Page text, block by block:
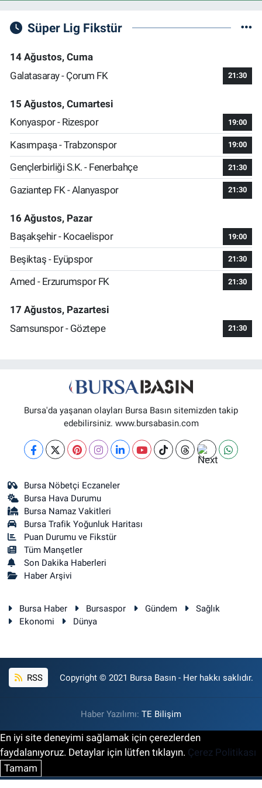
Süper Lig Fikstür
14 Ağustos, Cuma
Galatasaray - Çorum FK
21:30
15 Ağustos, Cumartesi
Konyaspor - Rizespor
19:00
Kasımpaşa - Trabzonspor 19:00
Gençlerbirliği S.K. - Fenerbahçe 21:30
Gaziantep FK - Alanyaspor 21:30
16 Ağustos, Pazar
Başakşehir - Kocaelispor
19:00
Beşiktaş - Eyüpspor 21:30
Amed - Erzurumspor FK 21:30
17 Ağustos, Pazartesi
Samsunspor - Göztepe
21:30
Bursa'da yaşanan olayları Bursa Basın sitemizden takip
edebilirsiniz. www.bursabasin.com
Bursa Nöbetçi Eczaneler
Bursa Hava Durumu
Bursa Namaz Vakitleri
Bursa Trafik Yoğunluk Haritası
Puan Durumu ve Fikstür
Tüm Manşetler
Son Dakika Haberleri
Haber Arşivi
Bursa Haber Bursaspor Gündem
Sağlık
Ekonomi
Dünya
RSS Copyright © 2021 Bursa Basın - Her hakkı saklıdır.
Haber Yazılımı: TE Bilişim
En iyi site deneyimi sağlamak için çerezlerden
faydalanıyoruz. Detaylar için lütfen tıklayın. Çerez Politikası
Tamam